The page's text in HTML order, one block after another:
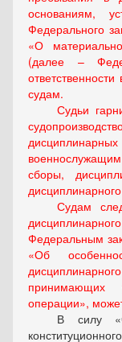
основаниям,
Федерального
«О
(далее –
судам.
Судьи
сборы,
Судам
Федеральным
«Об
принимающих
операции»,
В силу